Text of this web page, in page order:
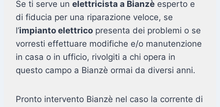
Se ti serve un elettricista a Bianzè esperto e
di fiducia per una riparazione veloce, se
l’impianto elettrico presenta dei problemi o se
vorresti effettuare modifiche e/o manutenzione
in casa o in ufficio, rivolgiti a chi opera in
questo campo a Bianzè ormai da diversi anni.
Pronto intervento Bianzè nel caso la corrente di